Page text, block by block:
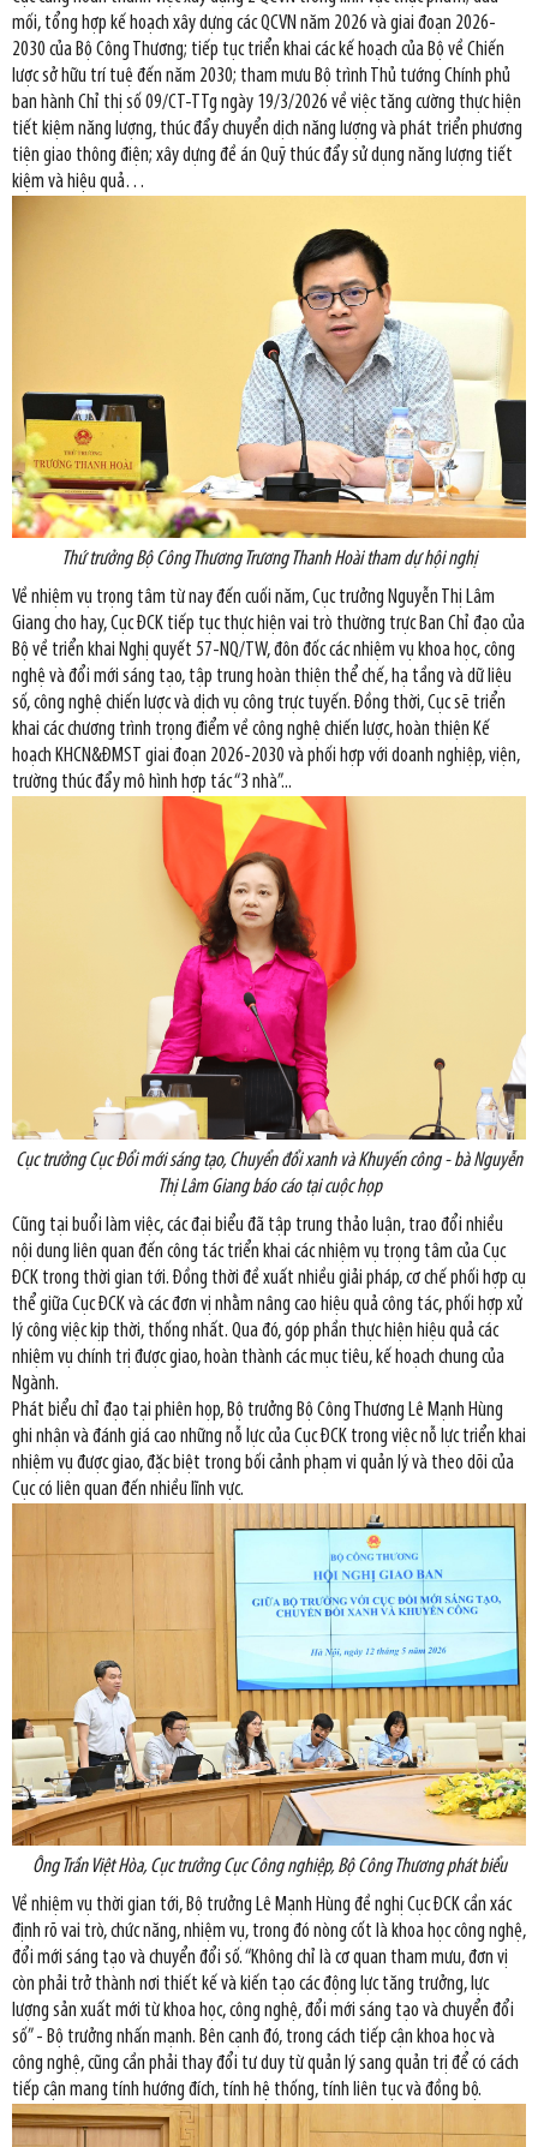
mối, tổng hợp kế hoạch xây dựng các QCVN năm 2026 và giai đoạn 2026-
2030 của Bộ Công Thương; tiếp tục triển khai các kế hoạch của Bộ về Chiến
lược sở hữu trí tuệ đến năm 2030; tham mưu Bộ trình Thủ tướng Chính phủ
ban hành Chỉ thị số 09/CT-TTg ngày 19/3/2026 về việc tăng cường thực hiện
tiết kiệm năng lượng, thúc đẩy chuyển dịch năng lượng và phát triển phương
tiện giao thông điện; xây dựng đề án Quỹ thúc đẩy sử dụng năng lượng tiết
kiệm và hiệu quả…
Thứ trưởng Bộ Công Thương Trương Thanh Hoài tham dự hội nghị
Về nhiệm vụ trọng tâm từ nay đến cuối năm, Cục trưởng Nguyễn Thị Lâm
Giang cho hay, Cục ĐCK tiếp tục thực hiện vai trò thường trực Ban Chỉ đạo của
Bộ về triển khai Nghị quyết 57-NQ/TW, đôn đốc các nhiệm vụ khoa học, công
nghệ và đổi mới sáng tạo, tập trung hoàn thiện thể chế, hạ tầng và dữ liệu
số, công nghệ chiến lược và dịch vụ công trực tuyến. Đồng thời, Cục sẽ triển
khai các chương trình trọng điểm về công nghệ chiến lược, hoàn thiện Kế
hoạch KHCN&ĐMST giai đoạn 2026-2030 và phối hợp với doanh nghiệp, viện,
trường thúc đẩy mô hình hợp tác “3 nhà”...
Cục trưởng Cục Đổi mới sáng tạo, Chuyển đổi xanh và Khuyến công - bà Nguyễn
Thị Lâm Giang báo cáo tại cuộc họp
Cũng tại buổi làm việc, các đại biểu đã tập trung thảo luận, trao đổi nhiều
nội dung liên quan đến công tác triển khai các nhiệm vụ trọng tâm của Cục
ĐCK trong thời gian tới. Đồng thời đề xuất nhiều giải pháp, cơ chế phối hợp cụ
thể giữa Cục ĐCK và các đơn vị nhằm nâng cao hiệu quả công tác, phối hợp xử
lý công việc kịp thời, thống nhất. Qua đó, góp phần thực hiện hiệu quả các
nhiệm vụ chính trị được giao, hoàn thành các mục tiêu, kế hoạch chung của
Ngành.
Phát biểu chỉ đạo tại phiên họp, Bộ trưởng Bộ Công Thương Lê Mạnh Hùng
ghi nhận và đánh giá cao những nỗ lực của Cục ĐCK trong việc nỗ lực triển khai
nhiệm vụ được giao, đặc biệt trong bối cảnh phạm vi quản lý và theo dõi của
Cục có liên quan đến nhiều lĩnh vực.
Ông Trần Việt Hòa, Cục trưởng Cục Công nghiệp, Bộ Công Thương phát biểu
Về nhiệm vụ thời gian tới, Bộ trưởng Lê Mạnh Hùng đề nghị Cục ĐCK cần xác
định rõ vai trò, chức năng, nhiệm vụ, trong đó nòng cốt là khoa học công nghệ,
đổi mới sáng tạo và chuyển đổi số. “Không chỉ là cơ quan tham mưu, đơn vị
còn phải trở thành nơi thiết kế và kiến tạo các động lực tăng trưởng, lực
lượng sản xuất mới từ khoa học, công nghệ, đổi mới sáng tạo và chuyển đổi
số” - Bộ trưởng nhấn mạnh. Bên cạnh đó, trong cách tiếp cận khoa học và
công nghệ, cũng cần phải thay đổi tư duy từ quản lý sang quản trị để có cách
tiếp cận mang tính hướng đích, tính hệ thống, tính liên tục và đồng bộ.